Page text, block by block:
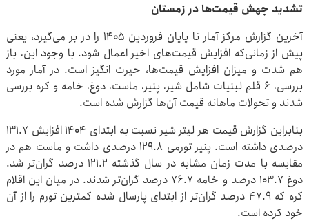
تشدید جهش قیمت‌ها در زمستان
آخرین گزارش مرکز آمار تا پایان فروردین ۱۴۰۵ را در بر می‌گیرد، یعنی
پیش از زمانی‌که افزایش قیمت‌های اخیر اعمال شود. با وجود این‌، باز
هم شدت و میزان افزایش قیمت‌ها، حیرت انگیز است. در آمار مورد
بررسی، ۶ قلم لبنیات شامل شیر، پنیر، ماست، دوغ، خامه و کره بررسی
شدند و تحولات ماهانه قیمت آن‌ها گزارش شده است.
بنابراین گزارش قیمت هر لیتر شیر نسبت به ابتدای ۱۴۰۴ افزایش ۱۳۱.۷
درصدی داشته است. پنیر تورمی ۱۲۹.۸ درصدی داشت و ماست هم در
مقایسه با مدت زمان مشابه در سال گذشته ۱۲۱.۲ درصد گران‌تر شد.
دوغ ۱۰۳.۷ درصد و خامه ۷۶.۷ درصد گران‌تر شدند. در میان این اقلام
کره که ۴۷.۹ درصد گران‌تر از ابتدای پارسال شده کمترین تورم را از آن
خود کرده است.